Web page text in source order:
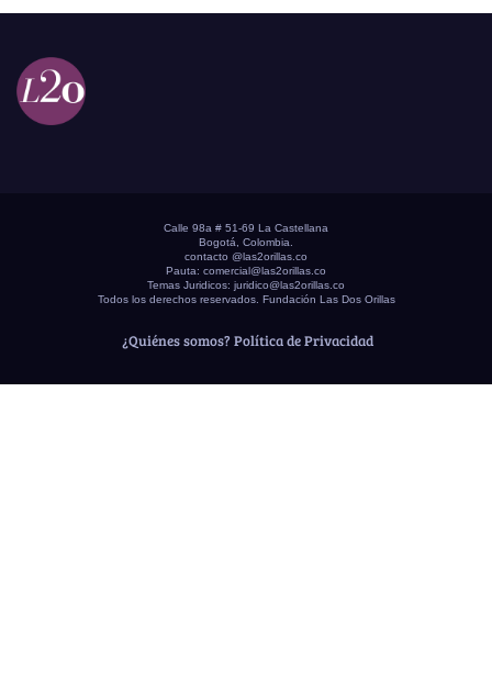
Calle 98a # 51-69 La Castellana
Bogotá, Colombia.
contacto @las2orillas.co
Pauta: comercial@las2orillas.co
Temas Juridicos: juridico@las2orillas.co
Todos los derechos reservados. Fundación Las Dos Orillas
¿Quiénes somos? Política de Privacidad